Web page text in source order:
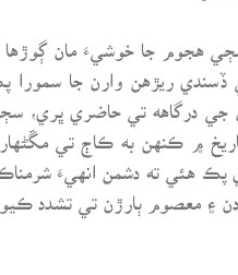
هجوم جا خوشيءَ مان
ريڙهن وارن جا سمورا
جي درگاهه تي حاضري
۾ ڪنهن به ڪاڄ تي
پڪ هئي ته دشمن انهيءَ
۽ معصوم ٻارڙن تي تشدد ڪيو